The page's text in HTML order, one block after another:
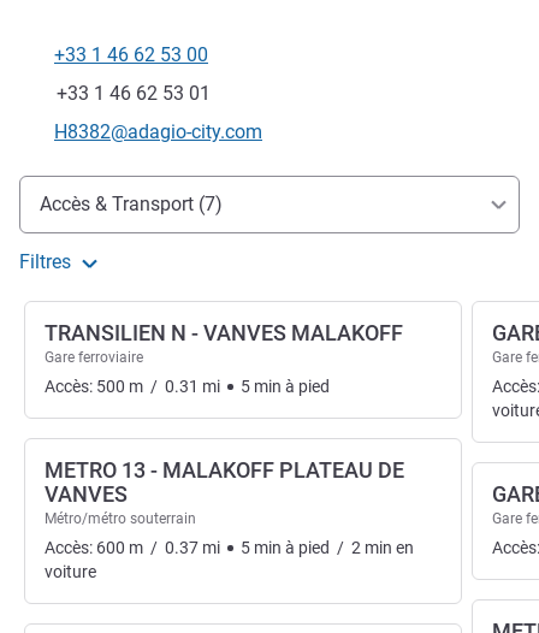
Téléphone
+33 1 46 62 53 00
Fax
+33 1 46 62 53 01
Email de contact
H8382@adagio-city.com
Accès et transports
Accès & Transport (7)
Filtres
TRANSILIEN N - VANVES MALAKOFF
Gare ferroviaire
Accès: 500 m / 0.31 mi 5 min à pied
METRO 13 - MALAKOFF PLATEAU DE
VANVES
Métro/métro souterrain
Accès: 600 m / 0.37 mi 5 min à pied / 2 min en
voiture
Gare
Gare